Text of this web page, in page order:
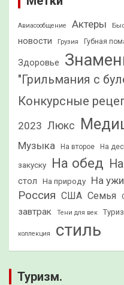
Авиасообщение Актеры
новости
Грузия Губная
Здоровье
"Грильмания с
Конкурсные
2023 Люкс
Музыка На второе На
закуску На обед
стол
На природу На
Россия США Семья
завтрак
Тени для век
коллекция стиль
Туризм.